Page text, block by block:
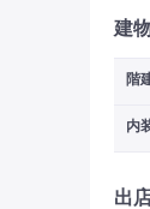
建
階
内
出